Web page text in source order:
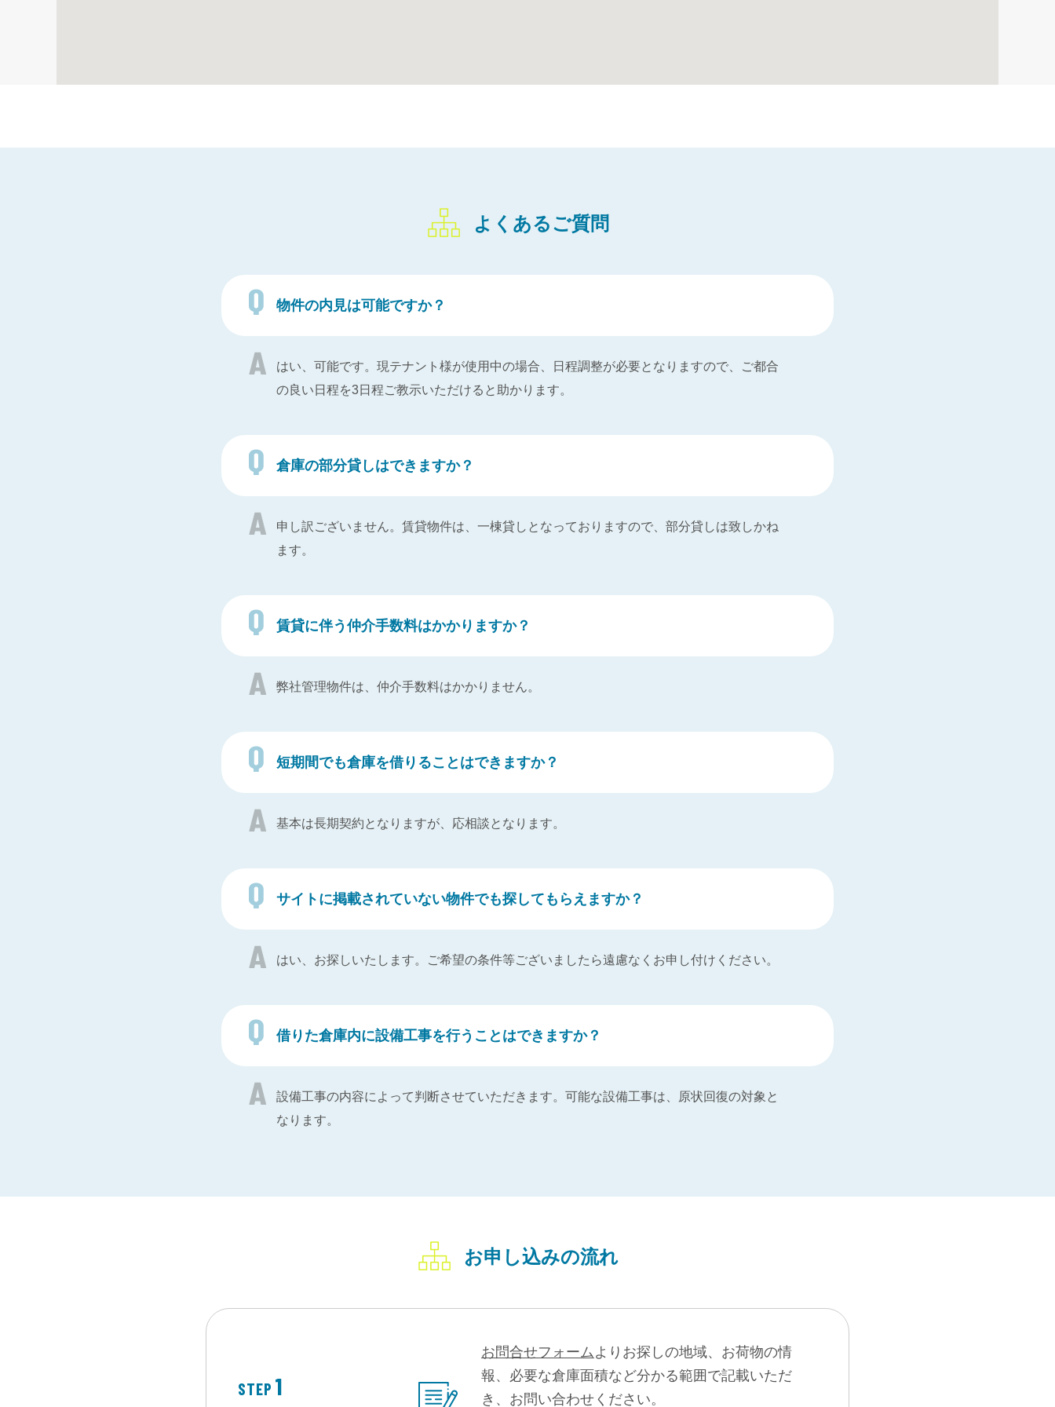
よくあるご質問
物件の内見は可能ですか？
はい、可能です。現テナント様が使用中の場合、日程調整が必要となりますので、ご都合
の良い日程を3日程ご教示いただけると助かります。
倉庫の部分貸しはできますか？
申し訳ございません。賃貸物件は、一棟貸しとなっておりますので、部分貸しは致しかね
ます。
賃貸に伴う仲介手数料はかかりますか？
弊社管理物件は、仲介手数料はかかりません。
短期間でも倉庫を借りることはできますか？
基本は長期契約となりますが、応相談となります。
サイトに掲載されていない物件でも探してもらえますか？
はい、お探しいたします。ご希望の条件等ございましたら遠慮なくお申し付けください。
借りた倉庫内に設備工事を行うことはできますか？
設備工事の内容によって判断させていただきます。可能な設備工事は、原状回復の対象と
なります。
お申し込みの流れ
STEP 1
お問合せフォームよりお探しの地域、お荷物の情
報、必要な倉庫面積など分かる範囲で記載いただ
き、お問い合わせください。